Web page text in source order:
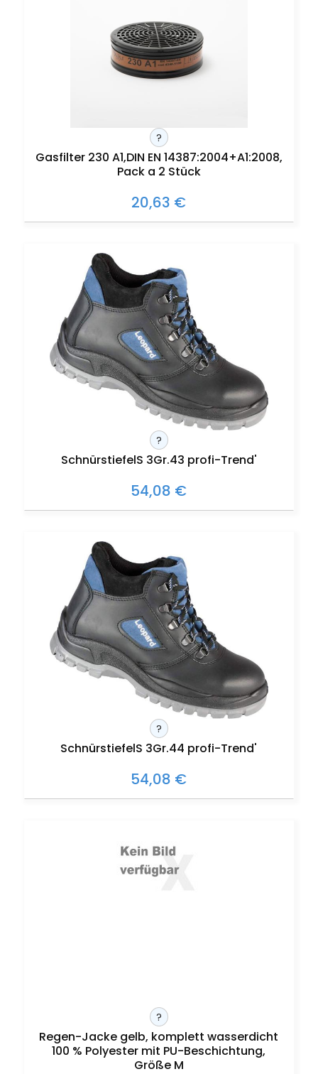
?
Gasfilter 230 A1,DIN EN 14387:2004+A1:2008,
Pack a 2 Stück
20,63 €
?
SchnürstiefelS 3Gr.43 profi-Trend'
54,08 €
?
SchnürstiefelS 3Gr.44 profi-Trend'
54,08 €
?
Regen-Jacke gelb, komplett wasserdicht
100 % Polyester mit PU-Beschichtung,
Größe M